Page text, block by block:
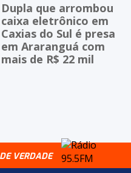
Dupla que arrombou
caixa eletrônico em
Caxias do Sul é presa
em Araranguá com
mais de R$ 22 mil
VERDADE